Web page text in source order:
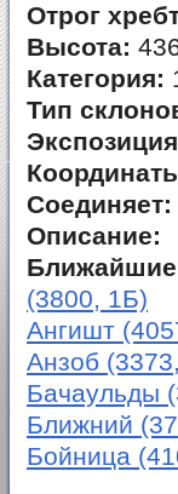
Отрог
Высота:
Категория:
Тип
Соединяет:
Описание:
(3800, 1Б)
Ангишт
Анзоб
Бачаульды
Ближний
Бойница